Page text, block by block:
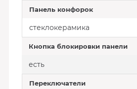
Панель конфорок
стеклокерамика
Кнопка блокировки панели
есть
Переключатели